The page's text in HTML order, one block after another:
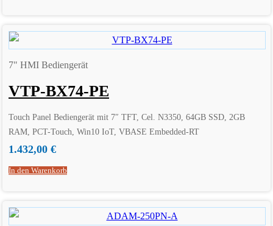
7" HMI Bediengerät
VTP-BX74-PE
Touch Panel Bediengerät mit 7″ TFT, Cel. N3350, 64GB SSD, 2GB
RAM, PCT-Touch, Win10 IoT, VBASE Embedded-RT
1.432,00 €
In den Warenkorb